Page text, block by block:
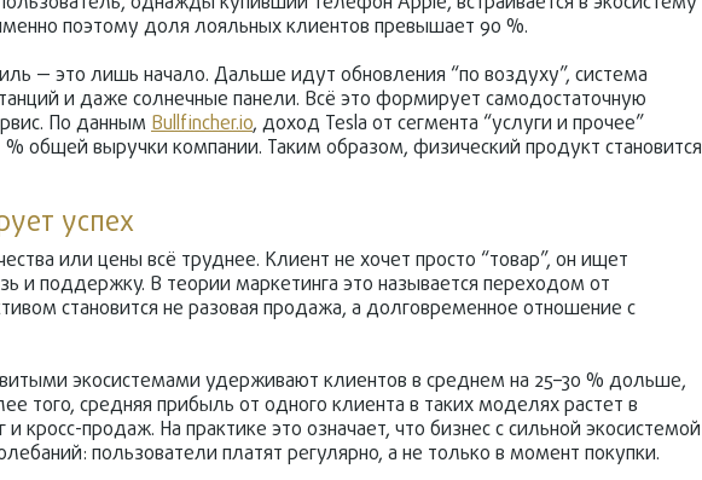
поэтому доля лояльных клиентов превышает 90 %.
— это лишь начало. Дальше идут обновления “по воздуху”, система
и даже солнечные панели. Всё это формирует самодостаточную
По данным Bullfincher.io, доход Tesla от сегмента “услуги и прочее”
общей выручки компании. Таким образом, физический продукт становится
успех
или цены всё труднее. Клиент не хочет просто “товар”, он ищет
и поддержку. В теории маркетинга это называется переходом от
становится не разовая продажа, а долговременное отношение с
экосистемами удерживают клиентов в среднем на 25–30 % дольше,
того, средняя прибыль от одного клиента в таких моделях растет в
кросс-продаж. На практике это означает, что бизнес с сильной экосистемой
пользователи платят регулярно, а не только в момент покупки.